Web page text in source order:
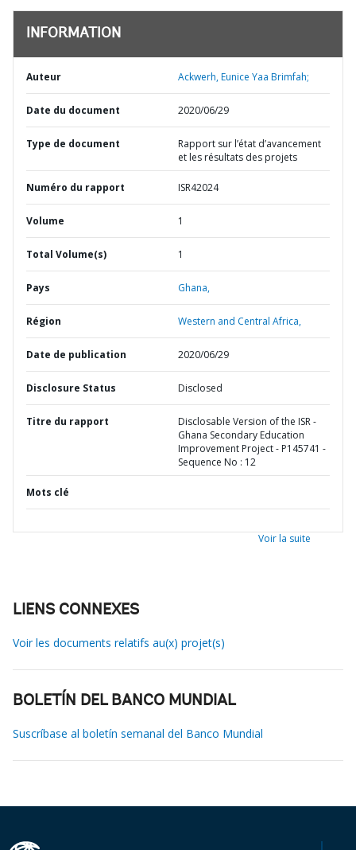
INFORMATION
Auteur Ackwerh, Eunice Yaa Brimfah;
Date du document 2020/06/29
Type de document
Rapport sur l’état d’avancement
et les résultats des projets
Numéro du rapport ISR42024
Volume 1
Total Volume(s) 1
Pays Ghana,
Région Western and Central Africa,
Date de publication 2020/06/29
Disclosure Status Disclosed
Titre du rapport
Disclosable Version of the ISR -
Ghana Secondary Education
Improvement Project - P145741 -
Sequence No : 12
Mots clé
Voir la suite
LIENS CONNEXES
Voir les documents relatifs au(x) projet(s)
BOLETÍN DEL BANCO MUNDIAL
Suscríbase al boletín semanal del Banco Mundial